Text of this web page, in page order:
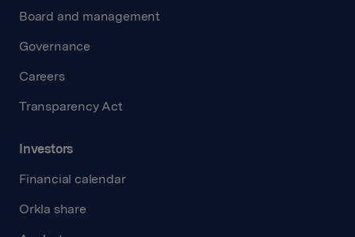
Board and management
Governance
Careers
Transparency Act
Investors
Financial calendar
Orkla share